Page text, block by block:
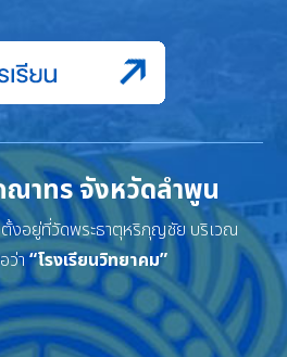
ณาทร จังหวัดลำพูน
งอยู่ที่วัดพระธาตุหริภุญชัย บริเวณ
ว่า“โรงเรียนวิทยาคม”